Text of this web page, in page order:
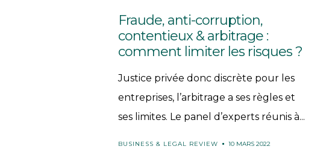
Fraude, anti-corruption,
contentieux & arbitrage :
comment limiter les risques ?
Justice privée donc discrète pour les
entreprises, l’arbitrage a ses règles et
ses limites. Le panel d’experts réunis à...
BUSINESS & LEGAL REVIEW 10 MARS 2022